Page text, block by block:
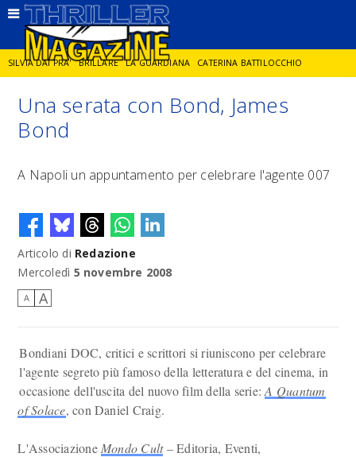
SILVIA DAI PRA' BRILLARE LA GUARDIANA CATERINA BATTILOCCHIO
JORGE DIAZ LA SPIA DELITTO IN CORNICE GIANCARLO DE CATALDO
Una serata con Bond, James
Bond
A Napoli un appuntamento per celebrare l'agente 007
Articolo di Redazione
Mercoledì 5 novembre 2008
A A
Bondiani DOC, critici e scrittori si riuniscono per celebrare
l'agente segreto più famoso della letteratura e del cinema, in
occasione dell'uscita del nuovo film della serie:A Quantum
of Solace, con Daniel Craig.
L'Associazione Mondo Cult– Editoria, Eventi,